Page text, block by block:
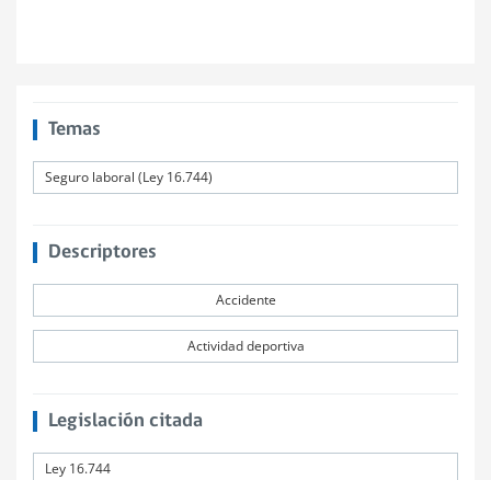
Temas
Seguro laboral (Ley 16.744)
Descriptores
Accidente
Actividad deportiva
Legislación citada
Ley 16.744